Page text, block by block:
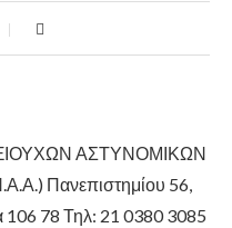
ΑΣΤΥΝΟΜΙΚΩΝ
Πανεπιστημίου 56,
78 Τηλ: 21 0380 3085